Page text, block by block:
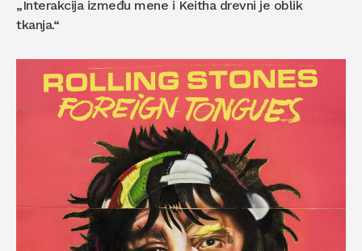
„Interakcija između mene i Keitha drevni je oblik
tkanja.“